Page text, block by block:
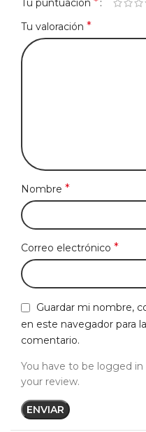
Tu puntuación
Tu valoración *
Nombre *
Correo electrónico *
Guardar mi nombre,
en este navegador para
comentario.
You have to be logged
your review.